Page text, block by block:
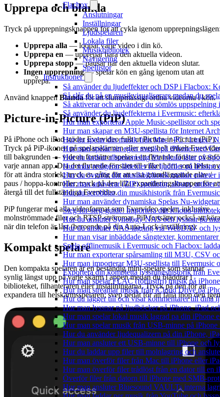
Flacbox
Anslutningar
Inställningar
Ljudspelaren
Lokala filer
Musikbibliotek
Navigering
Spellistor
Instruktioner
Så använder du ljudeffekter och DSP i Flacbox:
Så slår du på en musikvisualiserare medan du
Så aktiverar och använder du sömlös uppspelning
Så använder du ljudeffekterna i Evermusic:
Hur man exporterar Apple Music-spellistor och
Hur man skapar en M3U-spellista för Internet
Hur du spelar din musik från Mac / PC / Linux /
Hur man spelar sin egen musik på iPhone med
Hur du ändrar albumomslag för lokala låtar på
Hur man redigerar låttexter för ljudfiler på iPhone
Hur du överför ditt musikbibliotek mellan enheter
Hur man arkiverar (ZIP) spellistor, album, artister
Hur du scrobblar din musikhistorik från
Hur man använder dynamiska Spelas Nu-
Steg-för-steg-guide: Importera ditt iCloud-
Hur du ansluter Synology NAS och lyssnar på
Hur du ansluter NAS-lagring via WebDAV och
Hur man visar inbäddade sångtexter,
Spela offlinemusik i Evermusic och Flacbox:
Hur man exporterar spårsamling till M3U, CSV
Hur man importerar M3U-spellista till Evermusic
Exportera din kompletta lyssningshistorik från
Hur man spelar FLAC (förlustfri) musik på iPhone
Hur man streamar musik från iCloud Drive på
Hur du lägger till och visar kommentarer till dina
Hur man lyssnar på ljudböcker på iPhone, iPad
Hur man spelar lokal musik lagrad pa din iPhone
Hur man spelar musik från USB-minne på
Hur du använder ljudequalizern på din iPhone,
Hur man ansluter ett USB-minne till iPhone och
Hur du laddar upp filer till molnlagring och
Hur man överför filer från Mac till iPhone eller
Hur man överför filer trådlöst från en dator till en
Överför filer från datorn till iPhone med SMB-
Hur man ansluter Bluesound VAULTs interna
Upprepa och blanda
Tryck på upprepningsknappen för att cykla igenom
Upprepa alla — loopar varje video i din kö.
Upprepa en — upprepar bara den aktuella videon.
Upprepa stopp— pausar när den aktuella videon slutar.
Ingen upprepning— spelar kön en gång igenom utan att
upprepa.
Använd knappen Blandaför att slumpmässigt ordna videorna i kön.
Picture-in-Picture (PiP)
På iPhone och iPad stöder Evervideo fullt ut Picture-in-Picture (PiP).
Tryck på PiP-ikonen på spelarskärmen eller svep helt enkelt
till bakgrunden — videon fortsätter spelas i ett flytande fönster
varje annan app. Dra det flytande fönstret till vilket hörn som helst;
för att ändra storlek; tryck en gång för att visa grundläggande play /
paus / hoppa-kontroller; tryck på den lilla expanderingsknappen för
återgå till det fullständiga Evervideo.
PiP fungerar med alla videoformat som Evervideo spelar, inklusive
molnströmmade filer och RTSP-strömmar. PiP fortsätter också att köra
när din telefon är låst (beroende på din Auto-Lock-inställning).
Kompakt spelare
Den kompakta spelaren är en beständig mini-spelare som stannar
synlig längst upp på varje skärm i appen medan du bläddrar i
biblioteket, filhanteraren eller inställningarna. Tryck på den för att
expandera till helskärmsspelaren; svep nedåt för att fälla ihop den